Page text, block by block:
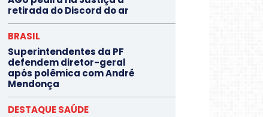
retirada do Discord do ar
BRASIL
Superintendentes da PF
defendem diretor-geral
após polêmica com André
Mendonça
DESTAQUE SAÚDE